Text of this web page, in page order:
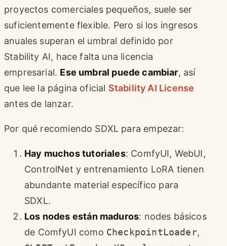
proyectos comerciales pequeños, suele ser
suficientemente flexible. Pero si los ingresos
anuales superan el umbral definido por
Stability AI, hace falta una licencia
empresarial. Ese umbral puede cambiar, así
que lee la página oficial Stability AI License
antes de lanzar.
Por qué recomiendo SDXL para empezar:
Hay muchos tutoriales: ComfyUI, WebUI,
ControlNet y entrenamiento LoRA tienen
abundante material específico para
SDXL.
Los nodes están maduros: nodes básicos
de ComfyUI como CheckpointLoader,